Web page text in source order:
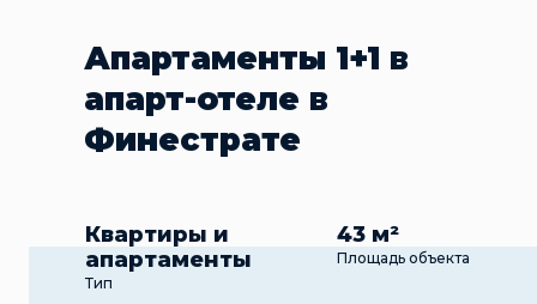
Апартаменты 1+1 в
апарт-отеле в
Финестрате
Квартиры и
апартаменты
Тип
43 м²
Площадь объекта